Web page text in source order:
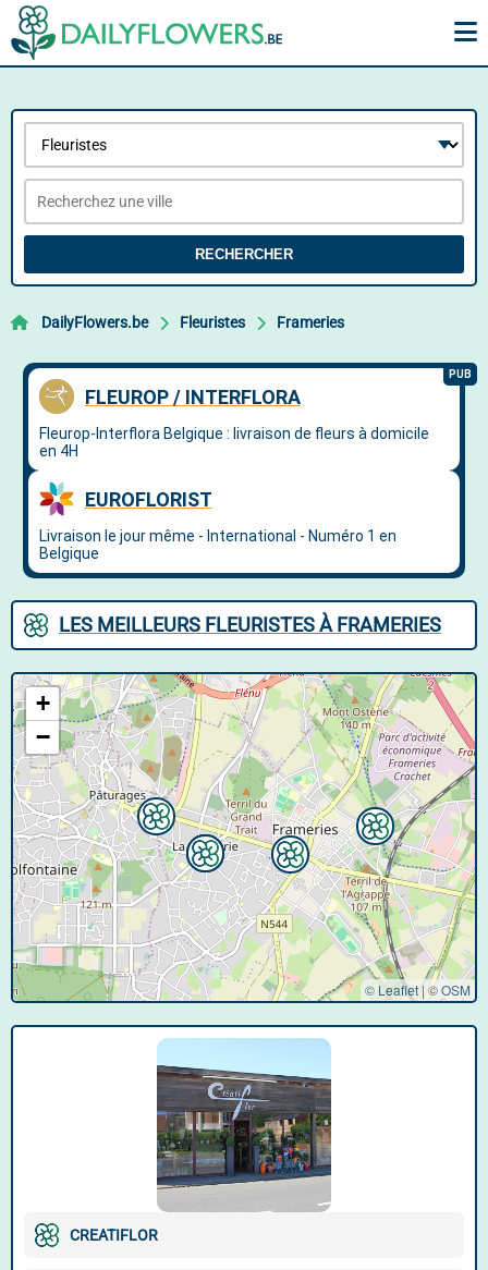
RECHERCHER
DailyFlowers.be Fleuristes Frameries
LES MEILLEURS FLEURISTES À FRAMERIES
+
−
© Leaflet |©OSM
CREATIFLOR